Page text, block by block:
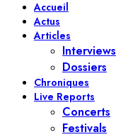
Accueil
Actus
Articles
Interviews
Dossiers
Chroniques
Live Reports
Concerts
Festivals